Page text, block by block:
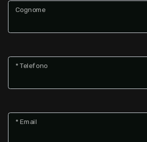
Cognome
* Telefono
* Email